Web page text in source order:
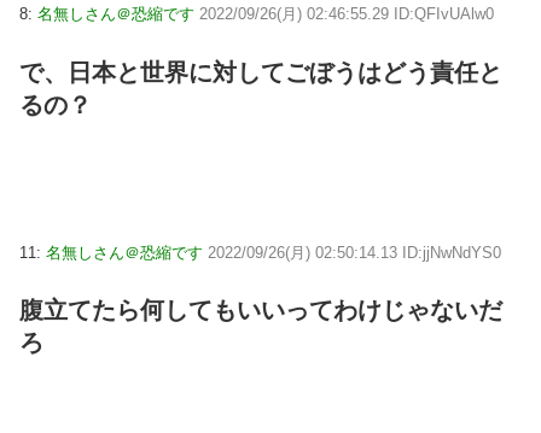
8: 名無しさん＠恐縮です 2022/09/26(月) 02:46:55.29 ID:QFIvUAlw0
で、日本と世界に対してごぼうはどう責任と
るの？
11: 名無しさん＠恐縮です 2022/09/26(月) 02:50:14.13 ID:jjNwNdYS0
腹立てたら何してもいいってわけじゃないだ
ろ